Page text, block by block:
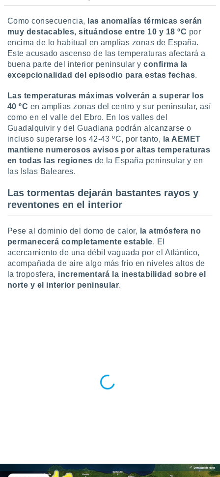
crear un
uso de
medir el
de la
el
del
de
o a través
de
de
de
uso de
e
mediante
publicidad
Como consecuencia,
las anomalías térmicas serán
muy destacables, situándose entre 10 y 18 ºC por
encima de lo habitual en amplias zonas de España.
Este acusado ascenso de las temperaturas afectará a
buena parte del interior peninsular y confirma la
excepcionalidad del episodio para estas fechas.
Las temperaturas máximas volverán a superar los
40 ºC en amplias zonas del centro y sur peninsular, así
como en el valle del Ebro. En los valles del
Guadalquivir y del Guadiana podrán alcanzarse o
incluso superarse los 42-43 ºC, por tanto, la AEMET
mantiene numerosos avisos por altas temperaturas
en todas las regiones de la España peninsular y en
las Islas Baleares.
Las tormentas dejarán bastantes rayos y
reventones en el interior
Pese al dominio del domo de calor, la atmósfera no
permanecerá completamente estable. El
acercamiento de una débil vaguada por el Atlántico,
acompañada de aire algo más frío en niveles altos de
la troposfera, incrementará la inestabilidad sobre el
norte y el interior peninsular.